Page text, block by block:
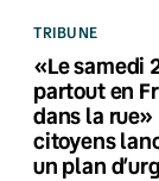
TRIBUNE
«Le samedi
partout en
dans la rue»
citoyens
un plan